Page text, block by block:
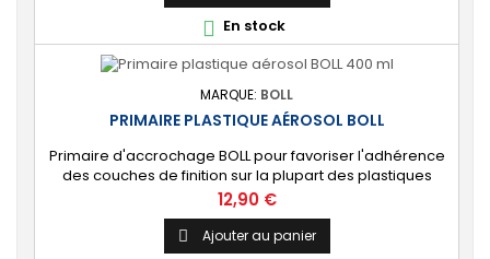
d'adhérence sur les surfaces métalliques, plastiques et
époxy. 🔝 [Protection de...
 En stock
MARQUE: BOLL
PRIMAIRE PLASTIQUE AÉROSOL BOLL
Primaire d'accrochage BOLL pour favoriser l'adhérence
des couches de finition sur la plupart des plastiques
carrosserie. [Multi-supports] ABS, PS, PU, etc.
Prix
12,90 €
 Ajouter au panier